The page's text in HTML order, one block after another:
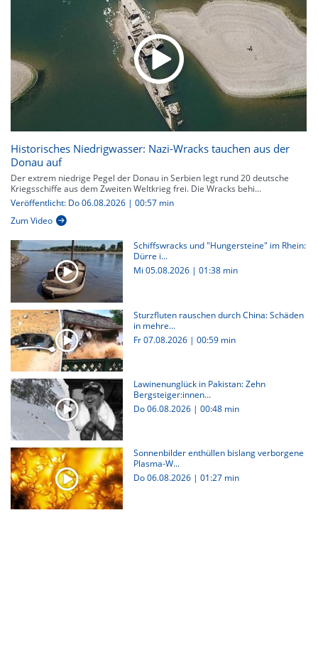
Historisches Niedrigwasser: Nazi-Wracks tauchen aus der
Donau auf
Der extrem niedrige Pegel der Donau in Serbien legt rund 20 deutsche
Kriegsschiffe aus dem Zweiten Weltkrieg frei. Die Wracks behi...
Veröffentlicht: Do 06.08.2026 | 00:57 min
Zum Video
Schiffswracks und "Hungersteine" im Rhein:
Dürre i...
Mi 05.08.2026 | 01:38 min
Sturzfluten rauschen durch China: Schäden
in mehre...
Fr 07.08.2026 | 00:59 min
Lawinenunglück in Pakistan: Zehn
Bergsteiger:innen...
Do 06.08.2026 | 00:48 min
Sonnenbilder enthüllen bislang verborgene
Plasma-W...
Do 06.08.2026 | 01:27 min